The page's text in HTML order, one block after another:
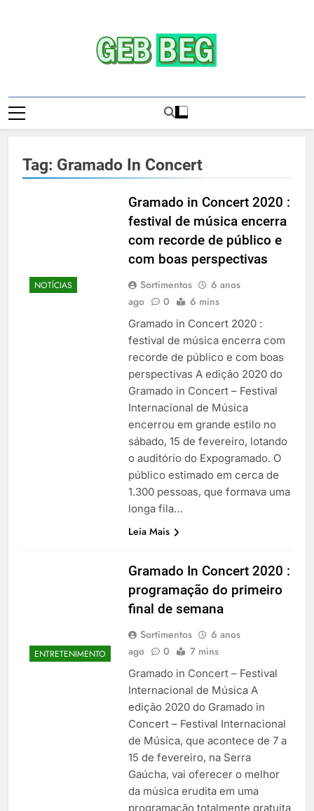
Gebbeg | Ensaio
Sensual | Sexo |
Apostas E
Casinos
Onlineios
Fotográficos
Casas De Apostas E Casinos Online |
Comportamento E Relacionamento |
Relacionamento | Casas De Apostas E
Casino Online |Musas Brasileiras | Fotos
Sensuais | Ensaios Fotográficos ! Gebbeg
People! Musas Brasileiras Sexy Gebbeg
People! Musas Brasileiras Sensual
Tag: Gramado In Concert
NOTÍCIAS
Gramado in Concert 2020 :
festival de música encerra
com recorde de público e
com boas perspectivas
Sortimentos
6 anos
ago
0 6 mins
Gramado in Concert 2020 :
festival de música encerra com
recorde de público e com boas
perspectivas A edição 2020 do
Gramado in Concert – Festival
Internacional de Música
encerrou em grande estilo no
sábado, 15 de fevereiro, lotando
o auditório do Expogramado. O
público estimado em cerca de
1.300 pessoas, que formava uma
longa fila…
Leia Mais
ENTRETENIMENTO
Gramado In Concert 2020 :
programação do primeiro
final de semana
Sortimentos
6 anos
ago
0 7 mins
Gramado in Concert – Festival
Internacional de Música A
edição 2020 do Gramado in
Concert – Festival Internacional
de Música, que acontece de 7 a
15 de fevereiro, na Serra
Gaúcha, vai oferecer o melhor
da música erudita em uma
programação totalmente gratuita